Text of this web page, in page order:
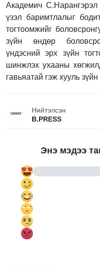
Академич
үзэл баримтлалыг
тогтоомжийг
зүйн өндөр
үндэсний эрх зүйн
шинжлэх ухааны
гавьяатай гэж хууль
Нийтэлсэн
B.PRESS
Энэ мэдээ